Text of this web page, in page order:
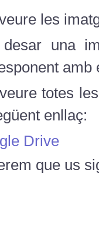
les
una
amb
totes
enllaç:
Drive
que us